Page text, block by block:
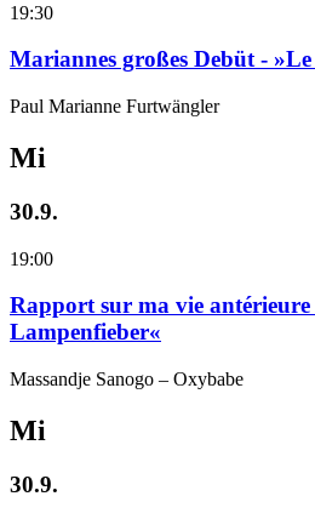
19:30
Mariannes großes Debüt -
Paul Marianne Furtwängler
Mi
30.9.
19:00
Rapport sur ma vie
Lampenfieber«
Massandje Sanogo – Oxybabe
Mi
30.9.